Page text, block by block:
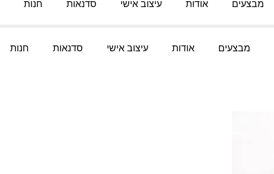
מבצעים אודות עיצוב אישי סדנאות חנות
מבצעים אודות עיצוב אישי סדנאות חנות